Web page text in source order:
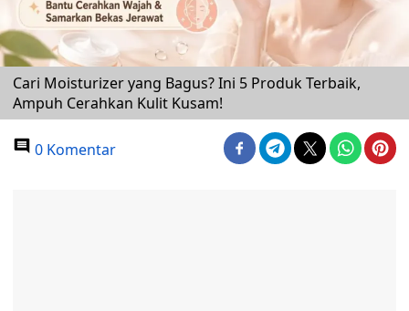
Cari Moisturizer yang Bagus? Ini 5 Produk Terbaik,
Ampuh Cerahkan Kulit Kusam!
0 Komentar